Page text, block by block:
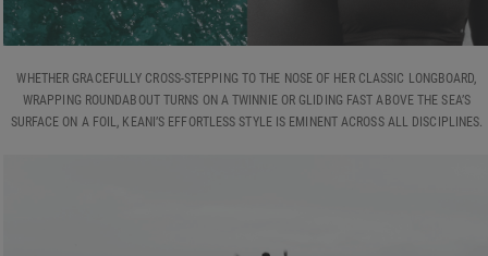
WHETHER GRACEFULLY CROSS-STEPPING TO THE NOSE OF HER CLASSIC LONGBOARD,
WRAPPING ROUNDABOUT TURNS ON A TWINNIE OR GLIDING FAST ABOVE THE SEA’S
SURFACE ON A FOIL, KEANI’S EFFORTLESS STYLE IS EMINENT ACROSS ALL DISCIPLINES.